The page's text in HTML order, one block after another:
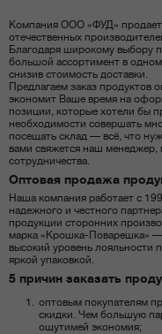
Компания ООО «ФУД»
отечественных
Благодаря широкому выбору
большой ассортимент в
снизив стоимость доставки.
Предлагаем заказ продуктов
экономит Ваше время на
позиции, которые хотели бы
необходимости совершать
посещать склад — всё, что
вами свяжется наш менеджер,
сотрудничества.
Оптовая продажа
Наша компания работает с
надежного и честного
продукции сторонних
марка «Крошка-Поварешка»
высокий уровень лояльности
яркой упаковкой.
5 причин заказать
оптовым покупателям
скидки. Чем большую
ощутимей экономия;